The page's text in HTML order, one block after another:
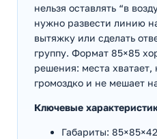
нельзя оставлять “в
нужно развести линию
вытяжку или сделать
группу. Формат 85×85
решения: места хватает,
громоздко и не мешает
Ключевые
Габариты: